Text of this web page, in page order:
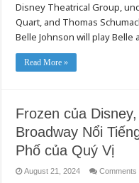
Disney Theatrical Group,
Quart, and Thomas
Belle Johnson will play Belle
Read More »
Frozen của
Broadway Nổi
Phố của Quý Vị
August 21, 2024 Comments